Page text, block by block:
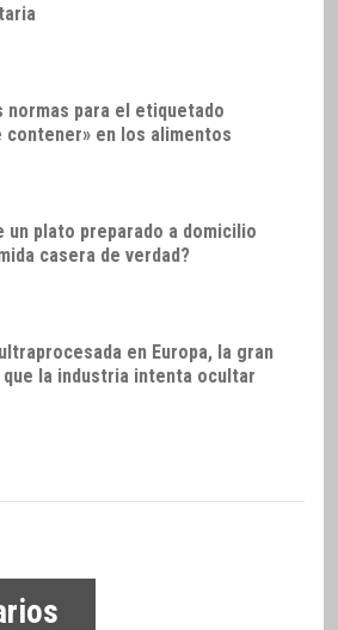
normas para el etiquetado
contener» en los alimentos
un plato preparado a domicilio
casera de verdad?
en Europa, la gran
que la industria intenta ocultar